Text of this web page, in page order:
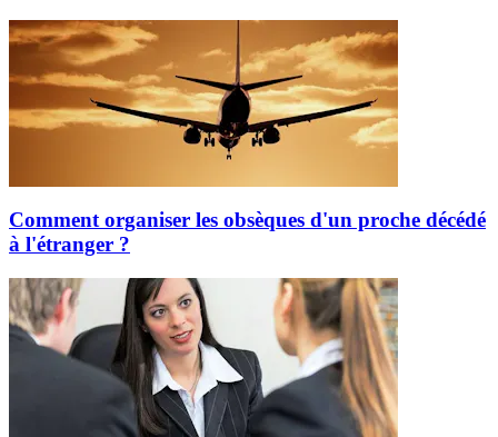
Comment organiser les obsèques d'un proche décédé
à l'étranger ?